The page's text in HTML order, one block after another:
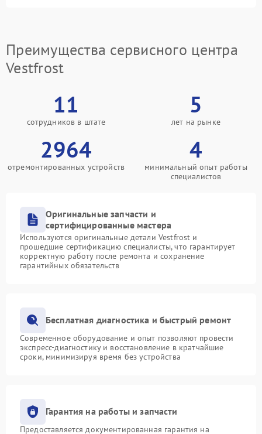
Преимущества сервисного центра
Vestfrost
11
сотрудников в штате
5
лет на рынке
2964
отремонтированных устройств
4
минимальный опыт работы
специалистов
Оригинальные запчасти и
сертифицированные мастера
Используются оригинальные детали Vestfrost и
прошедшие сертификацию специалисты, что гарантирует
корректную работу после ремонта и сохранение
гарантийных обязательств
Бесплатная диагностика и быстрый ремонт
Современное оборудование и опыт позволяют провести
экспресс-диагностику и восстановление в кратчайшие
сроки, минимизируя время без устройства
Гарантия на работы и запчасти
Предоставляется документированная гарантия на